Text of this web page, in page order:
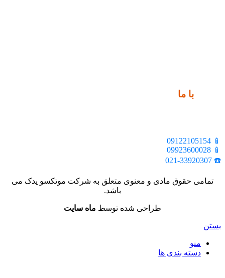
با ما
📱 09122105154
📱 09923600028
☎️ 021-33920307
تمامی حقوق مادی و معنوی متعلق به شرکت موتکسو یدک می
باشد.
طراحی شده توسط ماه سایت
بستن
منو
دسته بندی ها